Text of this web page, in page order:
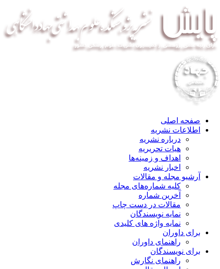
صفحه اصلی
اطلاعات نشریه
درباره نشریه
هیات تحریریه
اهداف و زمینه‌ها
اخبار نشریه
آرشیو مجله و مقالات
کلیه شماره‌های مجله
آخرین شماره
مقالات در دست چاپ
نمایه نویسندگان
نمایه واژه های کلیدی
برای داوران
راهنمای داوران
برای نویسندگان
راهنمای نگارش